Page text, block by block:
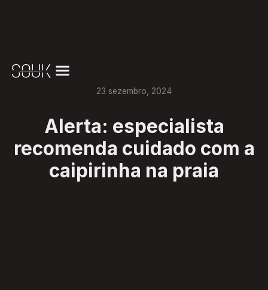
23 sezembro 2024
Alerta: especialista
recomenda cuidado com a
caipirinha na praia